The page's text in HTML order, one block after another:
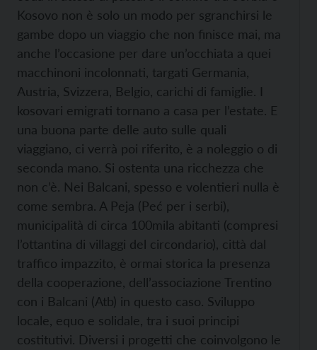
Kosovo non è solo un modo per sgranchirsi le
gambe dopo un viaggio che non finisce mai, ma
anche l’occasione per dare un’occhiata a quei
macchinoni incolonnati, targati Germania,
Austria, Svizzera, Belgio, carichi di famiglie. I
kosovari emigrati tornano a casa per l’estate. E
una buona parte delle auto sulle quali
viaggiano, ci verrà poi riferito, è a noleggio o di
seconda mano. Si ostenta una ricchezza che
non c’è. Nei Balcani, spesso e volentieri nulla è
come sembra. A Peja (Peć per i serbi),
municipalità di circa 100mila abitanti (compresi
l’ottantina di villaggi del circondario), città dal
traffico impazzito, è ormai storica la presenza
della cooperazione, dell’associazione Trentino
con i Balcani (Atb) in questo caso. Sviluppo
locale, equo e solidale, tra i suoi principi
costitutivi. Diversi i progetti che coinvolgono le